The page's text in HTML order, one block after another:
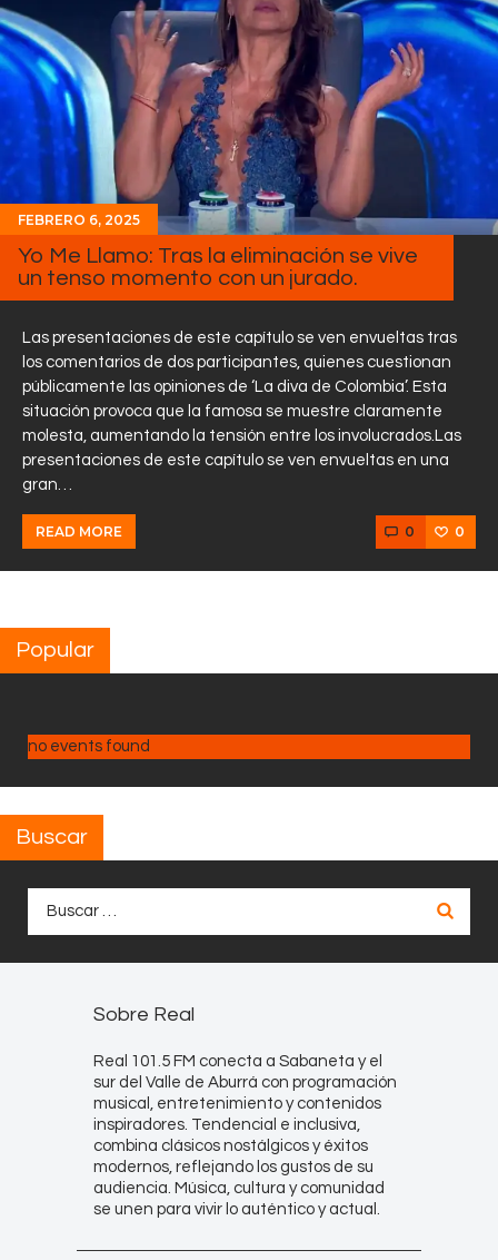
FEBRERO 6, 2025
Yo Me Llamo: Tras la eliminación se vive
un tenso momento con un jurado.
Las presentaciones de este capítulo se ven envueltas tras
los comentarios de dos participantes, quienes cuestionan
públicamente las opiniones de ‘La diva de Colombia’. Esta
situación provoca que la famosa se muestre claramente
molesta, aumentando la tensión entre los involucrados.Las
presentaciones de este capítulo se ven envueltas en una
gran…
READ MORE 0 0
Popular
no events found
Buscar
Sobre Real
Real 101.5 FM conecta a Sabaneta y el
sur del Valle de Aburrá con programación
musical, entretenimiento y contenidos
inspiradores. Tendencial e inclusiva,
combina clásicos nostálgicos y éxitos
modernos, reflejando los gustos de su
audiencia. Música, cultura y comunidad
se unen para vivir lo auténtico y actual.